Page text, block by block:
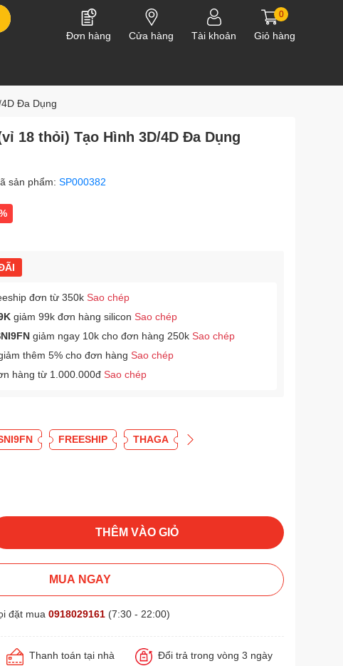
Đơn hàng Cửa hàng Tài khoản
0
Giỏ hàng
Đa Dụng
18 thỏi) Tạo Hình 3D/4D Đa Dụng
sản phẩm: SP000382
đơn từ 350k Sao chép
giảm 99k đơn hàng silicon Sao chép
giảm ngay 10k cho đơn hàng 250k Sao chép
thêm 5% cho đơn hàng Sao chép
hàng từ 1.000.000đ Sao chép
FREESHIP THAGA
THÊM VÀO GIỎ
MUA NGAY
đặt mua 0918029161 (7:30 - 22:00)
Thanh toán tại nhà Đổi trả trong vòng 3 ngày